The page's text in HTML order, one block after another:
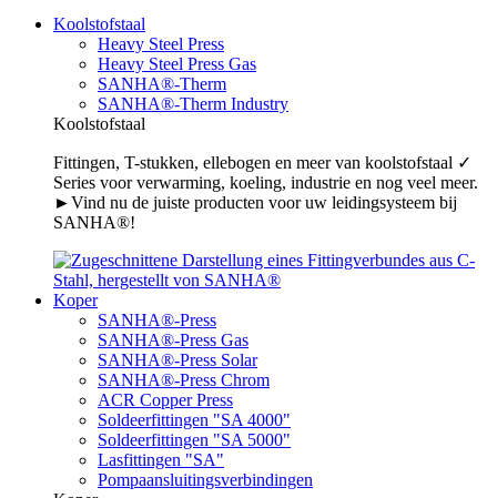
Koolstofstaal
Heavy Steel Press
Heavy Steel Press Gas
SANHA®-Therm
SANHA®-Therm Industry
Koolstofstaal
Fittingen, T-stukken, ellebogen en meer van koolstofstaal ✓
Series voor verwarming, koeling, industrie en nog veel meer.
►Vind nu de juiste producten voor uw leidingsysteem bij
SANHA®!
Koper
SANHA®-Press
SANHA®-Press Gas
SANHA®-Press Solar
SANHA®-Press Chrom
ACR Copper Press
Soldeerfittingen "SA 4000"
Soldeerfittingen "SA 5000"
Lasfittingen "SA"
Pompaansluitingsverbindingen